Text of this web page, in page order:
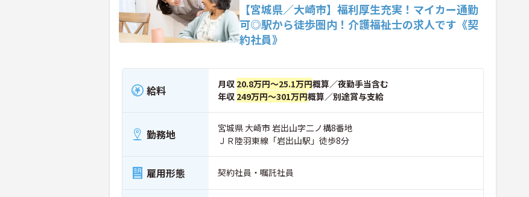
【宮城県／大崎市】福利厚生充実！マイカー通勤
可◎駅から徒歩圏内！介護福祉士の求人です《契
約社員》
給料 月収 20.8万円～25.1万円概算／夜勤手当含む
年収 249万円～301万円概算／別途賞与支給
勤務地
宮城県 大崎市 岩出山字二ノ構8番地
ＪＲ陸羽東線「岩出山駅」徒歩8分
雇用形態 契約社員・嘱託社員